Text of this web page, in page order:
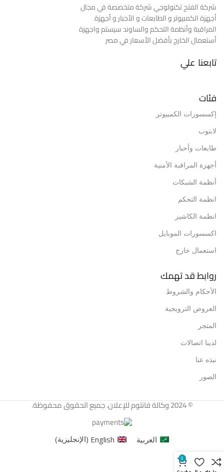
شركة الفتح تكنولوجي شركة متخصصة في مجال
أجهزة الكمبيوتر و الطابعات و الأحبار و أجهزة
المراقبة وأنظمة التحكم والساوند سيستم واجهزة
أستعمال الخارج بأفضل الأسعار في مصر
تابعنا علي
فئات
إكسسورات الكمبيوتر
لابتوب
طابعات وأحبار
أجهزة المراقبة الأمنية
أنظمة الشبكات
انظمة التحكم
انظمة الكاشير
اكسسورات الموبايل
استعمال خارج
روابط قد تهمك
الأحكام والشروط
العروض الترويجية
المتجر
لدينا اتصالات
نبذه عنا
الصور
© 2024 وكالة فانتوم للإعلان. جميع الحقوق محفوظة.
0
العربية English
(الإنجليزية)